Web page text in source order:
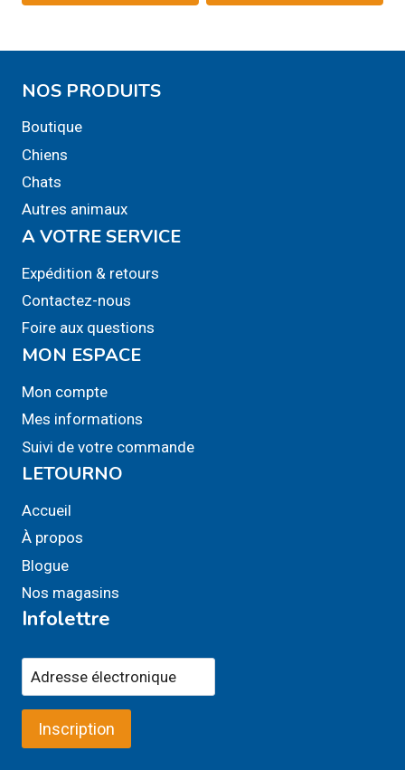
19,99$
NOS PRODUITS
Boutique
Chiens
Chats
Autres animaux
A VOTRE SERVICE
Expédition & retours
Contactez-nous
Foire aux questions
MON ESPACE
Mon compte
Mes informations
Suivi de votre commande
LETOURNO
Accueil
À propos
Blogue
Nos magasins
Infolettre
Inscription